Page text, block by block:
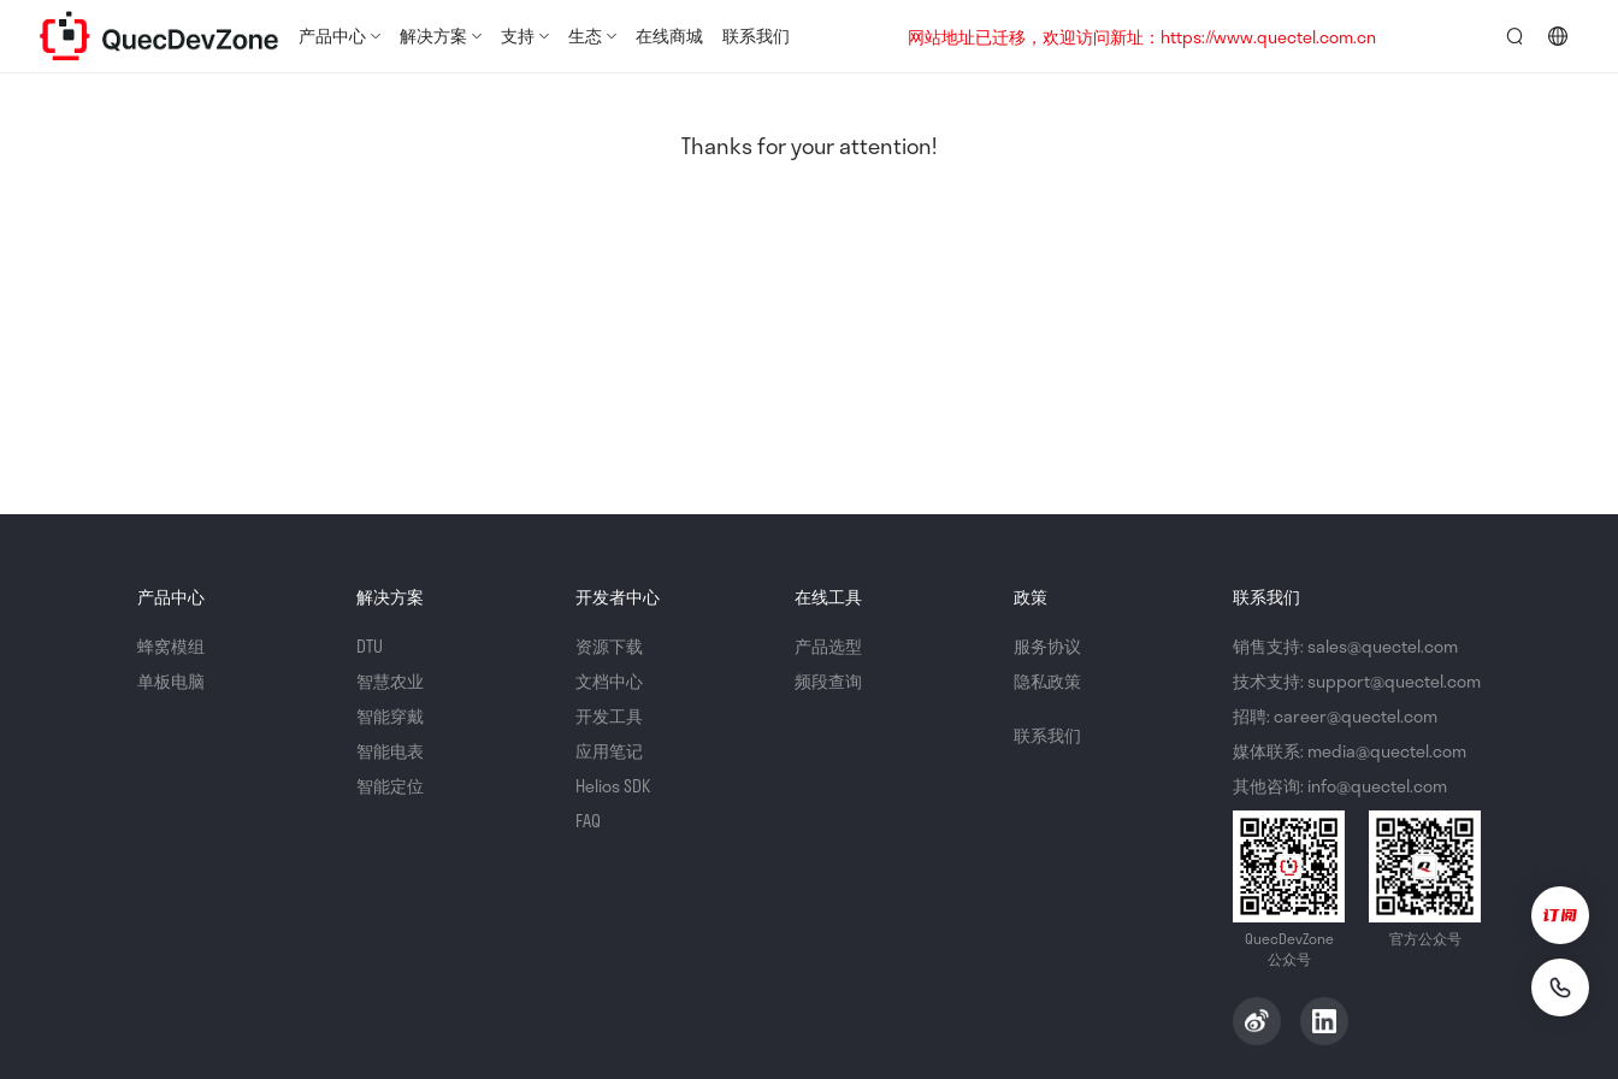
产品中心 解决方案 支持 生态 在线商城 联系我们
网站地址已迁移，欢迎访问新址：https://www.quectel.com.cn
Thanks for your attention!
产品中心
蜂窝模组
单板电脑
解决方案
DTU
智慧农业
智能穿戴
智能电表
智能定位
开发者中心
资源下载
文档中心
开发工具
应用笔记
Helios SDK
FAQ
在线工具
产品选型
频段查询
政策
服务协议
隐私政策
联系我们
联系我们
销售支持: sales@quectel.com
技术支持: support@quectel.com
招聘: career@quectel.com
媒体联系: media@quectel.com
其他咨询: info@quectel.com
QuecDevZone
公众号
官方公众号